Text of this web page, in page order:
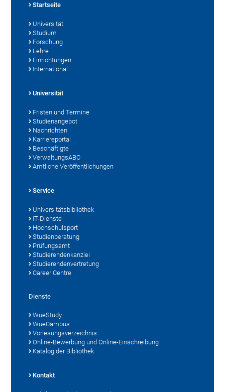
Startseite
Universität
Studium
Forschung
Lehre
Einrichtungen
International
Universität
Fristen und Termine
Studienangebot
Nachrichten
Karriereportal
Beschäftigte
VerwaltungsABC
Amtliche Veröffentlichungen
Service
Universitätsbibliothek
IT-Dienste
Hochschulsport
Studienberatung
Prüfungsamt
Studierendenkanzlei
Studierendenvertretung
Career Centre
Dienste
WueStudy
WueCampus
Vorlesungsverzeichnis
Online-Bewerbung und Online-Einschreibung
Katalog der Bibliothek
Kontakt